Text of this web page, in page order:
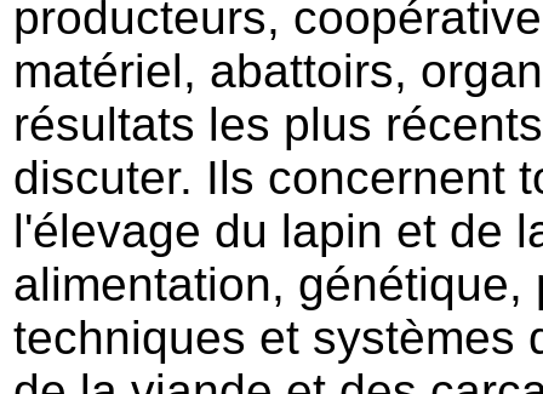
producteurs,
matériel, abattoirs,
résultats les plus
discuter. Ils concernent
l'élevage du lapin et de
alimentation,
techniques et systèmes